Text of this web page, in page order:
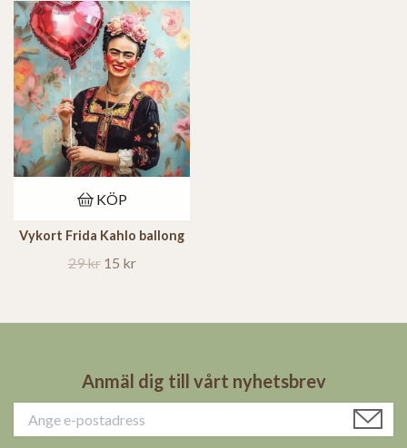
KÖP
Vykort Frida Kahlo ballong
29 kr 15 kr
Anmäl dig till vårt nyhetsbrev